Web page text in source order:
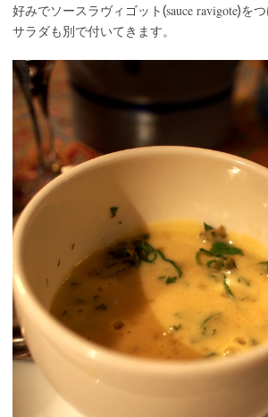
好みでソースラヴィゴット(sauce ravigote)をつ
サラダも別で付いてきます。